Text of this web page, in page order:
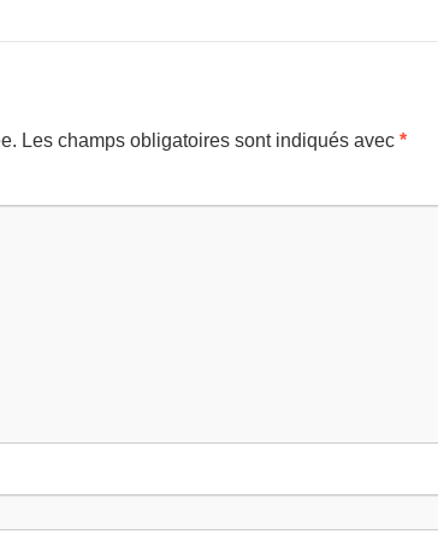
Les champs obligatoires sont indiqués avec *